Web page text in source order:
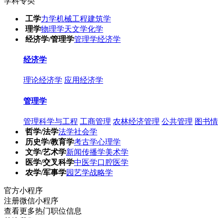
工学力学机械工程建筑学
理学物理学天文学化学
经济学/管理学管理学经济学
经济学
理论经济学 应用经济学
管理学
管理科学与工程 工商管理 农林经济管理 公共管理 图书
哲学/法学法学社会学
历史学/教育学考古学心理学
文学/艺术学新闻传播学美术学
医学/交叉科学中医学口腔医学
农学/军事学园艺学战略学
官方小程序
注册微信小程序
查看更多热门职位信息